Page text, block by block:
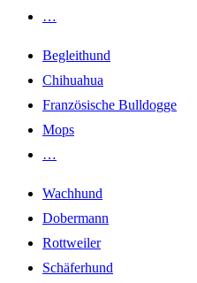
…
Begleithund
Chihuahua
Französische Bulldogge
Mops
…
Wachhund
Dobermann
Rottweiler
Schäferhund